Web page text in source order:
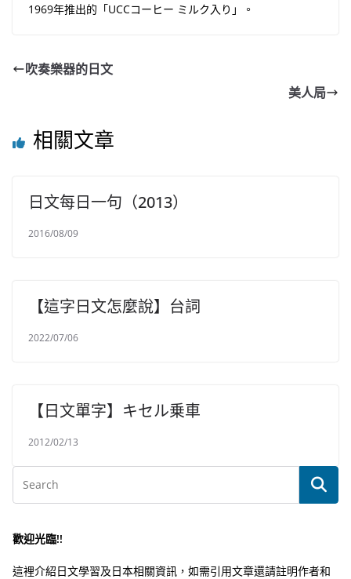
1969年推出的「UCCコーヒー ミルク入り」。
吹奏樂器的日文
美人局
相關文章
日文每日一句（2013）
2016/08/09
【這字日文怎麼說】台詞
2022/07/06
【日文單字】キセル乗車
2012/02/13
歡迎光臨!!
這裡介紹日文學習及日本相關資訊，如需引用文章還請註明作者和